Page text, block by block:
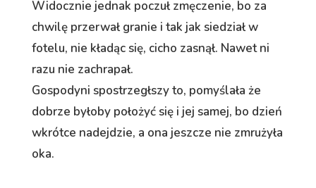
Widocznie jednak poczuł zmęczenie, bo za
chwilę przerwał granie i tak jak siedział w
fotelu, nie kładąc się, cicho zasnął. Nawet ni
razu nie zachrapał.
Gospodyni spostrzegłszy to, pomyślała że
dobrze byłoby położyć się i jej samej, bo dzień
wkrótce nadejdzie, a ona jeszcze nie zmrużyła
oka.